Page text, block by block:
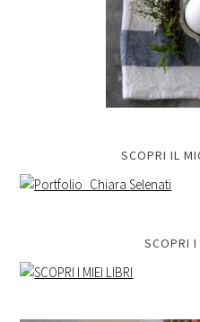
SCOPRI IL
SCOPRI I